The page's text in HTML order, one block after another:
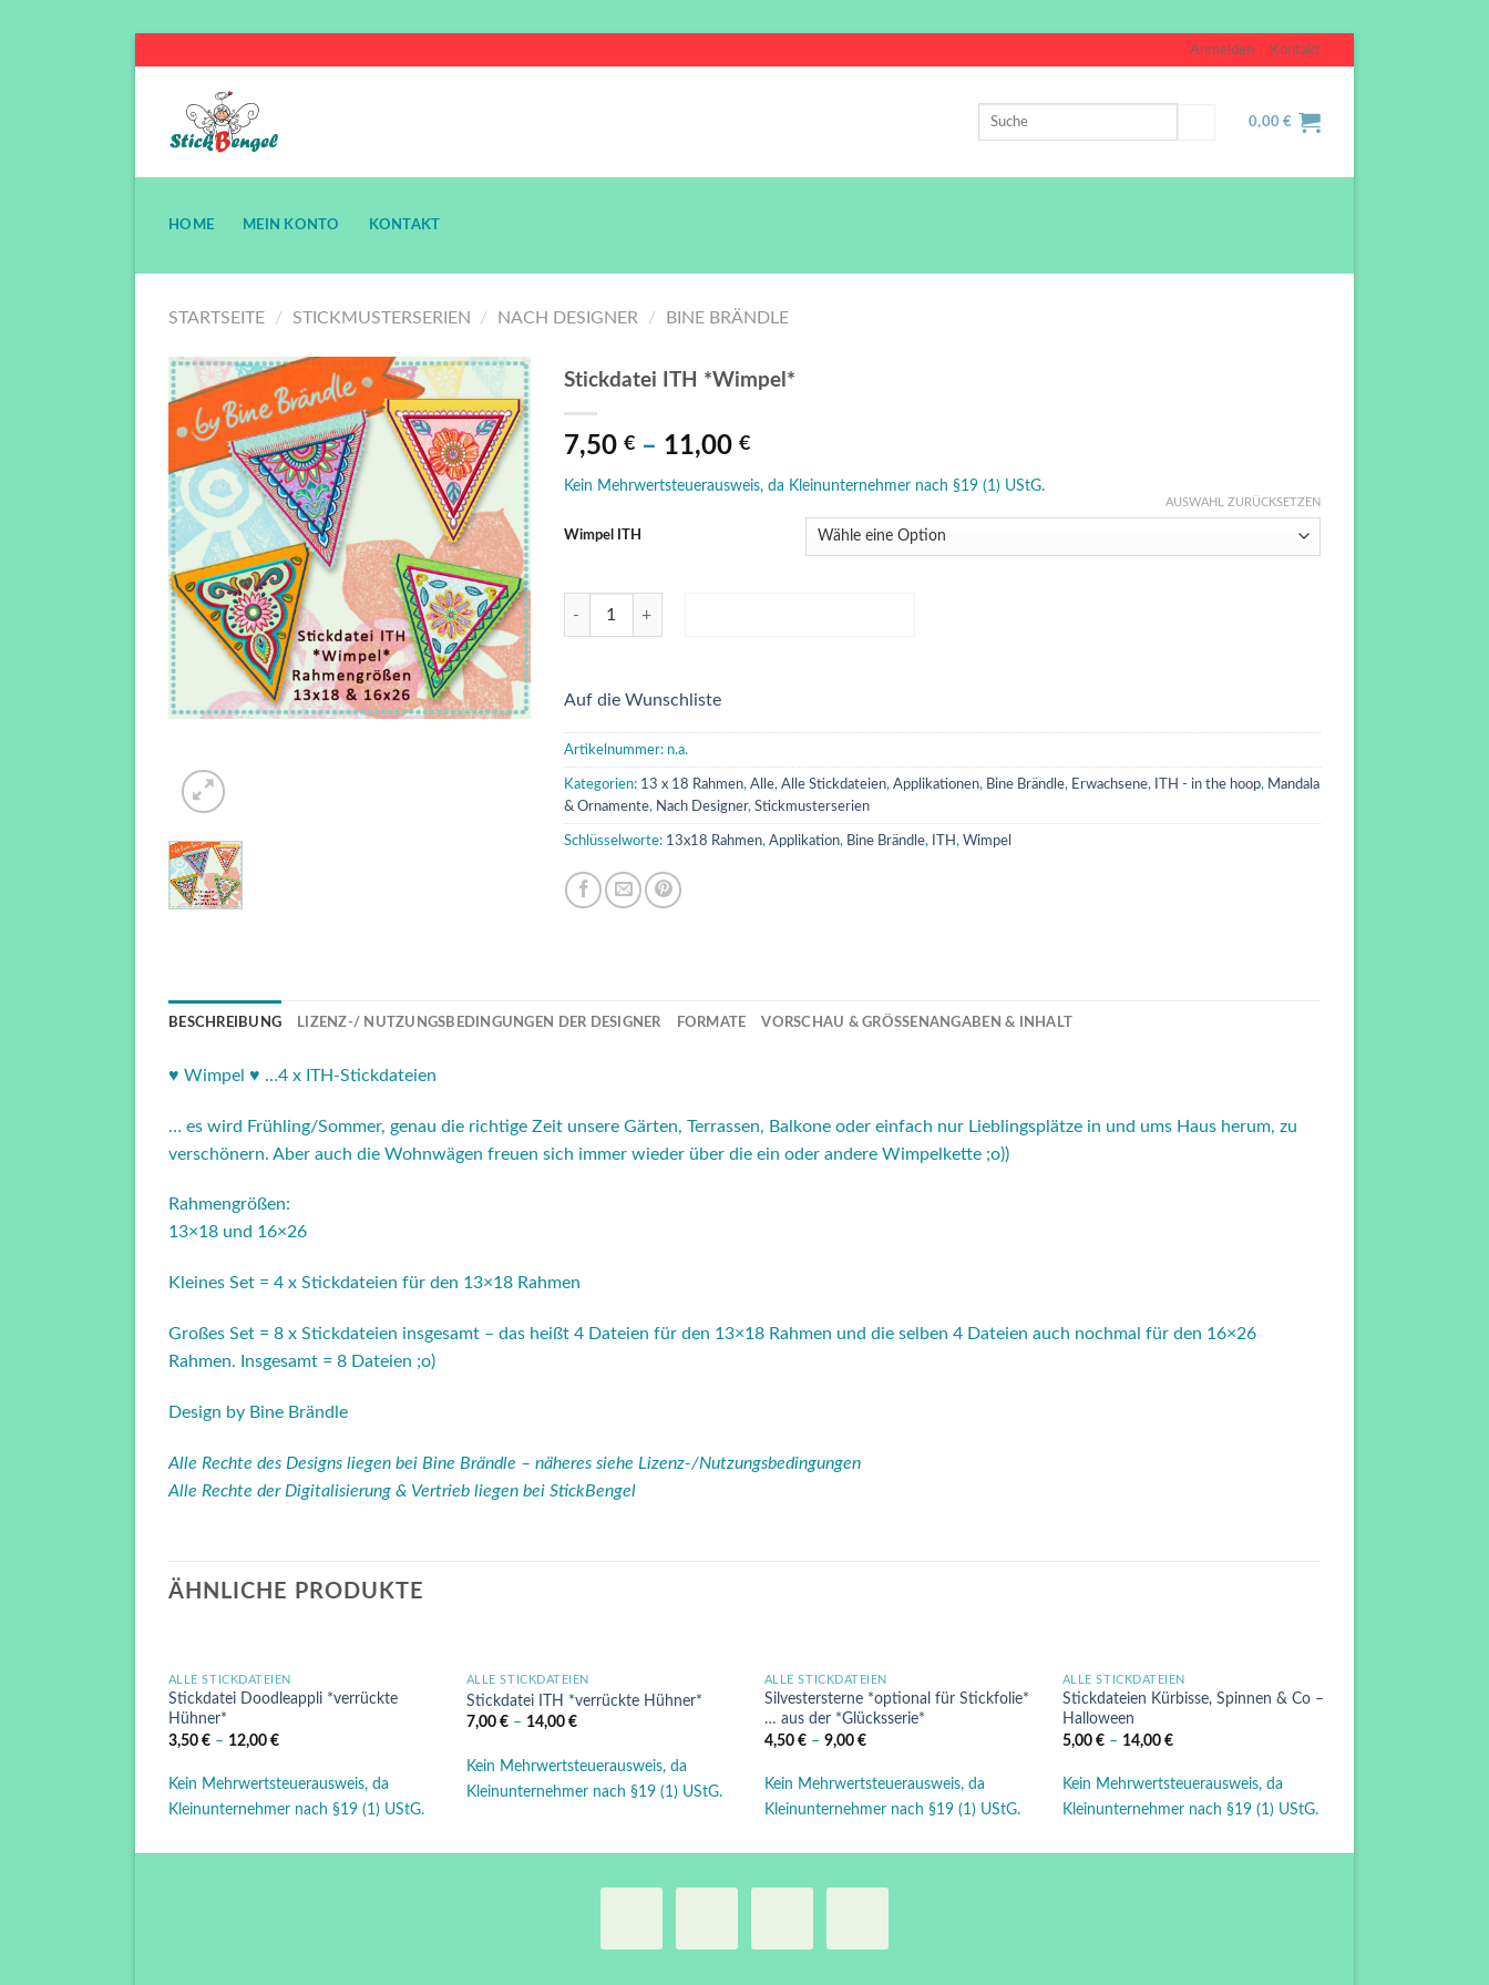
content
Anmelden Kontakt
Suche
0,00€
HOME MEIN KONTO KONTAKT
STARTSEITE / STICKMUSTERSERIEN / NACH DESIGNER / BINE BRÄNDLE
Auf die
Wunschliste
Stickdatei ITH *Wimpel*
7,50 €– 11,00 €
Kein Mehrwertsteuerausweis, da Kleinunternehmer nach §19 (1) UStG.
Wimpel ITH
AUSWAHL ZURÜCKSETZEN
Stickdatei ITH *Wimpel* Menge
Auf die Wunschliste
Artikelnummer: n.a.
Kategorien: 13 x 18 Rahmen, Alle, Alle Stickdateien, Applikationen, Bine Brändle, Erwachsene, ITH - in the hoop, Mandala
& Ornamente, Nach Designer, Stickmusterserien
Schlüsselworte: 13x18 Rahmen, Applikation, Bine Brändle, ITH, Wimpel
BESCHREIBUNG LIZENZ-/ NUTZUNGSBEDINGUNGEN DER DESIGNER FORMATE VORSCHAU & GRÖSSENANGABEN & INHALT
♥ Wimpel ♥ …4 x ITH-Stickdateien
… es wird Frühling/Sommer, genau die richtige Zeit unsere Gärten, Terrassen, Balkone oder einfach nur Lieblingsplätze in und ums Haus herum, zu
verschönern. Aber auch die Wohnwägen freuen sich immer wieder über die ein oder andere Wimpelkette ;o))
Rahmengrößen:
13×18 und 16×26
Kleines Set = 4 x Stickdateien für den 13×18 Rahmen
Großes Set = 8 x Stickdateien insgesamt – das heißt 4 Dateien für den 13×18 Rahmen und die selben 4 Dateien auch nochmal für den 16×26
Rahmen. Insgesamt = 8 Dateien ;o)
Design by Bine Brändle
Alle Rechte des Designs liegen bei Bine Brändle – näheres siehe Lizenz-/Nutzungsbedingungen
Alle Rechte der Digitalisierung & Vertrieb liegen bei StickBengel
ÄHNLICHE PRODUKTE
Auf die
ALLE STICKDATEIEN
Stickdatei Doodleappli *verrückte
Hühner*
3,50 €– 12,00 €
Kein Mehrwertsteuerausweis, da
Kleinunternehmer nach §19 (1) UStG.
Auf die
Wunschliste
ALLE STICKDATEIEN
Stickdatei ITH *verrückte Hühner*
7,00 €– 14,00 €
Kein Mehrwertsteuerausweis, da
Kleinunternehmer nach §19 (1) UStG.
Auf die
ALLE STICKDATEIEN
Silvestersterne *optional für Stickfolie*
… aus der *Glücksserie*
4,50 €– 9,00 €
Kein Mehrwertsteuerausweis, da
Kleinunternehmer nach §19 (1) UStG.
Auf die
ALLE STICKDATEIEN
Stickdateien Kürbisse, Spinnen & Co –
Halloween
5,00 €– 14,00 €
Kein Mehrwertsteuerausweis, da
Kleinunternehmer nach §19 (1) UStG.